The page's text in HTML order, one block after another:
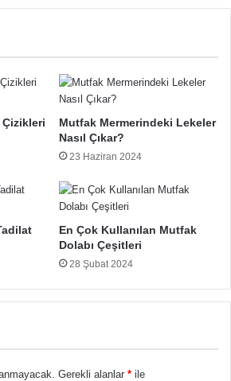
sitesi
Çizikleri
Mutfak Mermerindeki Lekeler
Nasıl Çıkar?
23 Haziran 2024
En Çok Kullanılan Mutfak
Dolabı Çeşitleri
28 Şubat 2024
Gerekli alanlar * ile